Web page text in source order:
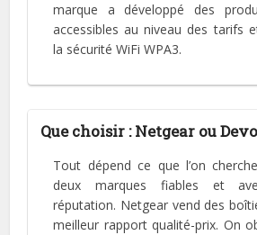
marque a développé des
accessibles au niveau des tarifs
la sécurité WiFi WPA3.
Que choisir : Netgear ou
Tout dépend ce que l’on
deux marques fiables et
réputation. Netgear vend des
meilleur rapport qualité-prix. On